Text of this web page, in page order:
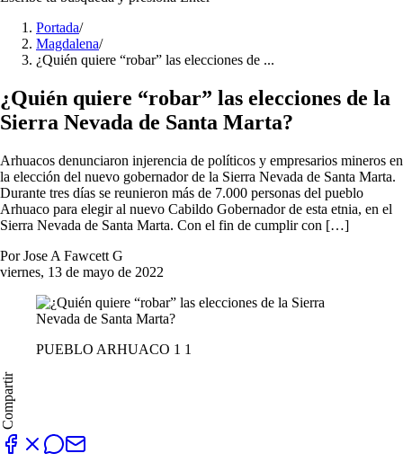
Portada/
Magdalena/
¿Quién quiere “robar” las elecciones de ...
¿Quién quiere “robar” las elecciones de la
Sierra Nevada de Santa Marta?
Arhuacos denunciaron injerencia de políticos y empresarios mineros en
la elección del nuevo gobernador de la Sierra Nevada de Santa Marta.
Durante tres días se reunieron más de 7.000 personas del pueblo
Arhuaco para elegir al nuevo Cabildo Gobernador de esta etnia, en el
Sierra Nevada de Santa Marta. Con el fin de cumplir con […]
Por Jose A Fawcett G
viernes, 13 de mayo de 2022
PUEBLO ARHUACO 1 1
Compartir